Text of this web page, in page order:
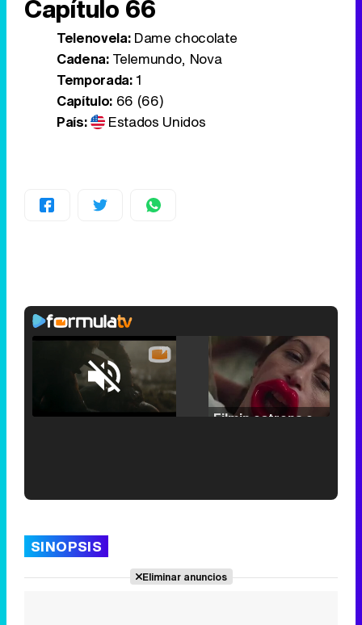
Capítulo 66
Telenovela:Dame chocolate
Cadena:Telemundo, Nova
Temporada:1
Capítulo:66 (66)
País:
Estados Unidos
Unmute /
Loaded
25.30%
SINOPSIS
Eliminar anuncios